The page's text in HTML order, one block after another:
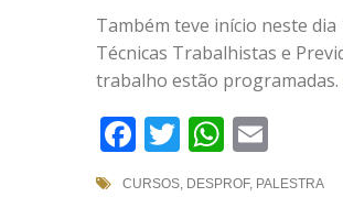
Também teve início neste dia
Técnicas Trabalhistas e
trabalho estão programadas.
Facebook
Twitter
CURSOS, DESPROF, PALESTRA